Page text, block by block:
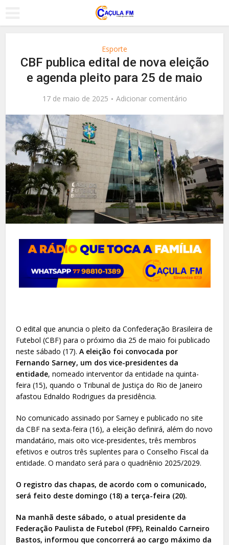
Esporte
CBF publica edital de nova eleição
e agenda pleito para 25 de maio
17 de maio de 2025 Adicionar comentário
O edital que anuncia o pleito da Confederação Brasileira de
Futebol (CBF) para o próximo dia 25 de maio foi publicado
neste sábado (17).A eleição foi convocada por
Fernando Sarney, um dos vice-presidentes da
entidade, nomeado interventor da entidade na quinta-
feira (15), quando o Tribunal de Justiça do Rio de Janeiro
afastou Ednaldo Rodrigues da presidência.
No comunicado assinado por Sarney e publicado no site
da CBF na sexta-feira (16), a eleição definirá, além do novo
mandatário, mais oito vice-presidentes, três membros
efetivos e outros três suplentes para o Conselho Fiscal da
entidade. O mandato será para o quadriênio 2025/2029.
O registro das chapas, de acordo com o comunicado,
será feito deste domingo (18) a terça-feira (20).
Na manhã deste sábado, o atual presidente da
Federação Paulista de Futebol (FPF), Reinaldo Carneiro
Bastos, informou que concorrerá ao cargo máximo da